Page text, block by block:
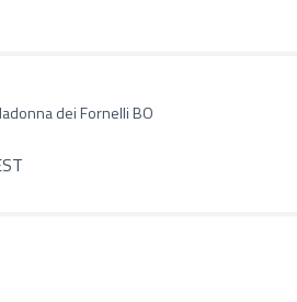
dei Fornelli BO